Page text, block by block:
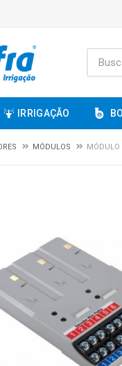
IRRIGAÇÃO
MÓDULOS MÓDULO